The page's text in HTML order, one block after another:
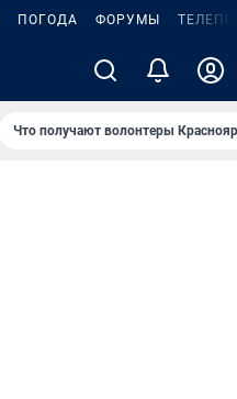
ПОГОДА ФОРУМЫ
Что получают волонтеры